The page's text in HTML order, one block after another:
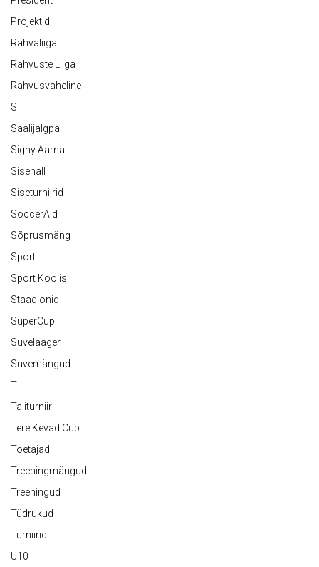
Projektid
Rahvaliiga
Rahvuste Liiga
Rahvusvaheline
S
Saalijalgpall
Signy Aarna
Sisehall
Siseturniirid
SoccerAid
Sõprusmäng
Sport
Sport Koolis
Staadionid
SuperCup
Suvelaager
Suvemängud
T
Taliturniir
Tere Kevad Cup
Toetajad
Treeningmängud
Treeningud
Tüdrukud
Turniirid
U10